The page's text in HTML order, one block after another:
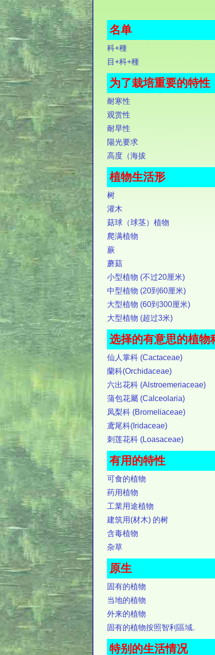
名单
科+種
目+科+種
为了栽培重要的特性
耐寒性
观赏性
耐旱性
陽光要求
高度（海拔
植物生活形
树
灌木
菇球（球茎）植物
爬满植物
蕨
蘑菇
小型植物 (不过20厘米)
中型植物 (20到60厘米)
大型植物 (60到300厘米)
大型植物 (超过3米)
选择的有意思的植物
仙人掌科 (Cactaceae)
蘭科(Orchidaceae)
六出花科 (Alstroemeriaceae)
蒲包花屬 (Calceolaria)
凤梨科 (Bromeliaceae)
鸢尾科(Iridaceae)
刺莲花科 (Loasaceae)
有用的特性
可食的植物
药用植物
工業用途植物
建筑用(材木) 的树
含毒植物
杂草
原生
固有的植物
当地的植物
外来的植物
固有的植物按照智利區域.
特别的生活情况